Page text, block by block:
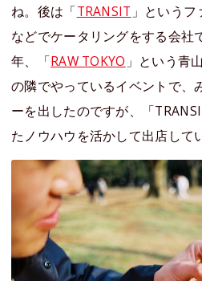
ね。後は「TRANSIT 」という
などでケータリングをする会社
年、「RAW TOKYO 」という青
の隣でやっているイベントで、
ーを出したのですが、「
たノウハウを活かして出店して